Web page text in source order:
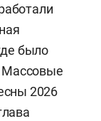
было
Массовые
2026